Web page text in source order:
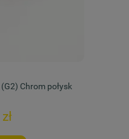
Chrom połysk